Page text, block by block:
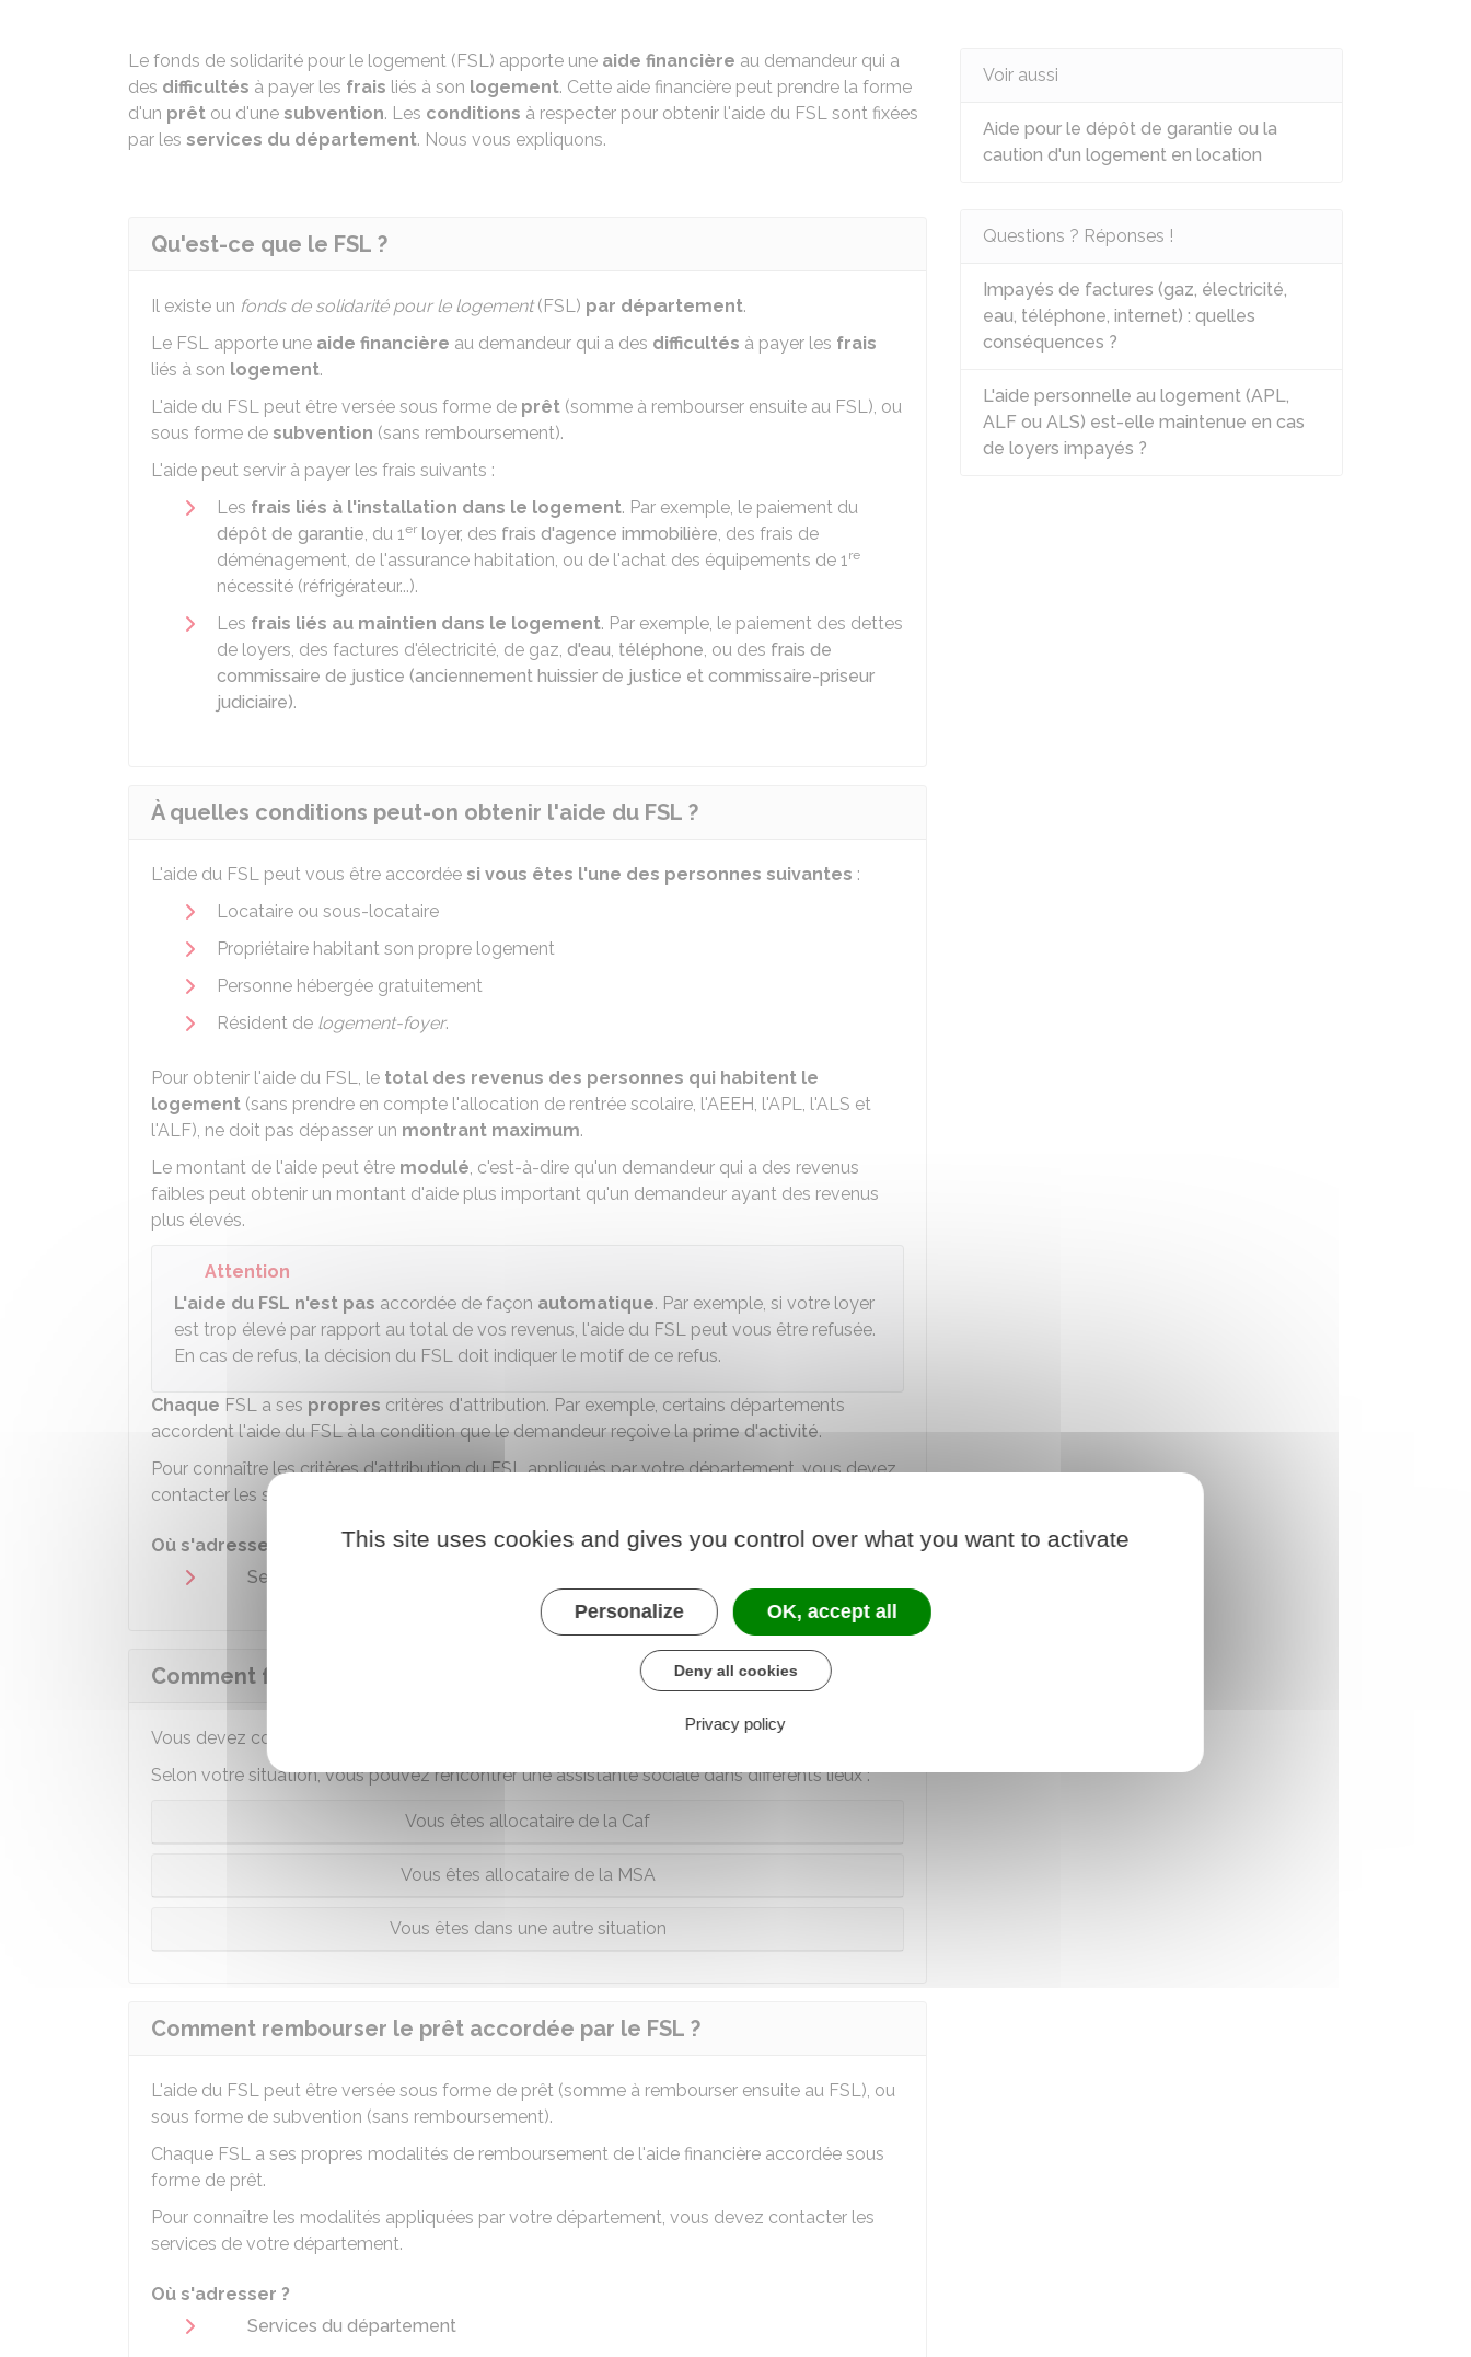
Le fonds de solidarité pour le logement (FSL) apporte une aide financière au demandeur qui a
des difficultés à payer les frais liés à son logement. Cette aide financière peut prendre la forme
d'un prêt ou d'une subvention. Les conditions à respecter pour obtenir l'aide du FSL sont fixées
par les services du département. Nous vous expliquons.
Qu'est-ce que le FSL ?
Il existe un fonds de solidarité pour le logement(FSL) par département.
Le FSL apporte une aide financière au demandeur qui a des difficultés à payer les frais
liés à son logement.
L'aide du FSL peut être versée sous forme de prêt (somme à rembourser ensuite au FSL), ou
sous forme de subvention (sans remboursement).
L'aide peut servir à payer les frais suivants :
Les frais liés à l'installation dans le logement. Par exemple, le paiement du
dépôt de garantie, du 1er loyer, des frais d'agence immobilière, des frais de
déménagement, de l'assurance habitation, ou de l'achat des équipements de 1re
nécessité (réfrigérateur...).
Les frais liés au maintien dans le logement. Par exemple, le paiement des dettes
de loyers, des factures d'électricité, de gaz, d'eau, téléphone, ou des frais de
commissaire de justice (anciennement huissier de justice et commissaire-priseur
judiciaire).
À quelles conditions peut-on obtenir l'aide du FSL ?
L'aide du FSL peut vous être accordée si vous êtes l'une des personnes suivantes :
Locataire ou sous-locataire
Propriétaire habitant son propre logement
Personne hébergée gratuitement
Résident de logement-foyer.
Pour obtenir l'aide du FSL, le total des revenus des personnes qui habitent le
logement (sans prendre en compte l'allocation de rentrée scolaire, l'AEEH, l'APL, l'ALS et
l'ALF), ne doit pas dépasser un montrant maximum.
Le montant de l'aide peut être modulé, c'est-à-dire qu'un demandeur qui a des revenus
faibles peut obtenir un montant d'aide plus important qu'un demandeur ayant des revenus
plus élevés.
Attention
L'aide du FSL n'est pas accordée de façon automatique. Par exemple, si votre loyer
est trop élevé par rapport au total de vos revenus, l'aide du FSL peut vous être refusée.
En cas de refus, la décision du FSL doit indiquer le motif de ce refus.
Chaque FSL a ses propres critères d'attribution. Par exemple, certains départements
accordent l'aide du FSL à la condition que le demandeur reçoive la prime d'activité.
Pour connaître les critères d'attribution du FSL appliqués par votre département, vous devez
contacter les services de votre département.
Où s'adresser ?
Services du département
Comment faire une demande d'aide au FSL ?
Vous devez contacter une
, qui fera la demande d'aide au FSL pour vous.
Selon votre situation, vous pouvez rencontrer une assistante sociale dans différents lieux :
Vous êtes allocataire de la Caf
Vous êtes allocataire de la MSA
Vous êtes dans une autre situation
Comment rembourser le prêt accordée par le FSL ?
L'aide du FSL peut être versée sous forme de prêt (somme à rembourser ensuite au FSL), ou
sous forme de subvention (sans remboursement).
Chaque FSL a ses propres modalités de remboursement de l'aide financière accordée sous
forme de prêt.
Pour connaître les modalités appliquées par votre département, vous devez contacter les
services de votre département.
Où s'adresser ?
Services du département
Voir aussi
Aide pour le dépôt de garantie ou la
caution d'un logement en location
Questions ? Réponses !
Impayés de factures (gaz, électricité,
eau, téléphone, internet) : quelles
conséquences ?
L'aide personnelle au logement (APL,
ALF ou ALS) est-elle maintenue en cas
de loyers impayés ?
This site uses cookies and gives you control over what you want to activate
Personalize OK, accept all
Deny all cookies
Privacy policy